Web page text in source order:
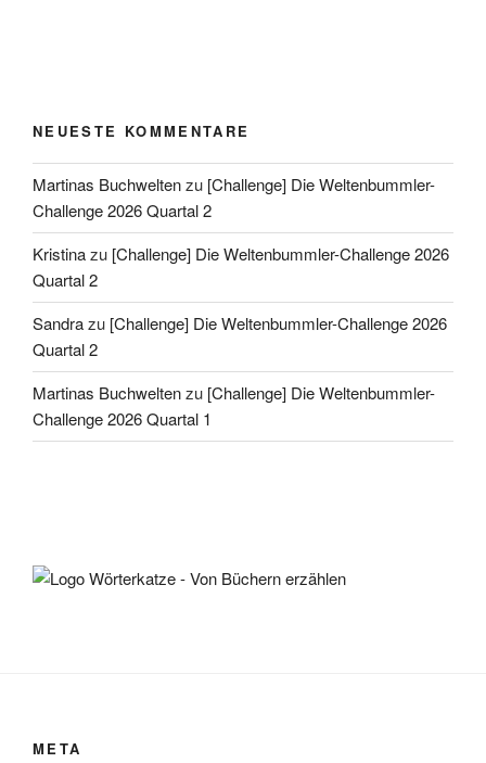
NEUESTE KOMMENTARE
Martinas Buchweltenzu [Challenge] Die Weltenbummler-
Challenge 2026 Quartal 2
Kristinazu [Challenge] Die Weltenbummler-Challenge 2026
Quartal 2
Sandrazu [Challenge] Die Weltenbummler-Challenge 2026
Quartal 2
Martinas Buchweltenzu [Challenge] Die Weltenbummler-
Challenge 2026 Quartal 1
META